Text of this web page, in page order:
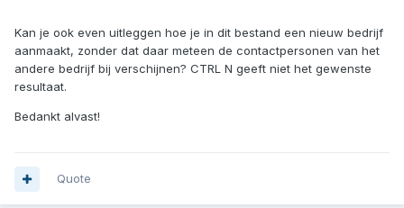
Kan je ook even uitleggen hoe je in dit bestand een nieuw bedrijf
aanmaakt, zonder dat daar meteen de contactpersonen van het
andere bedrijf bij verschijnen? CTRL N geeft niet het gewenste
resultaat.
Bedankt alvast!
Quote